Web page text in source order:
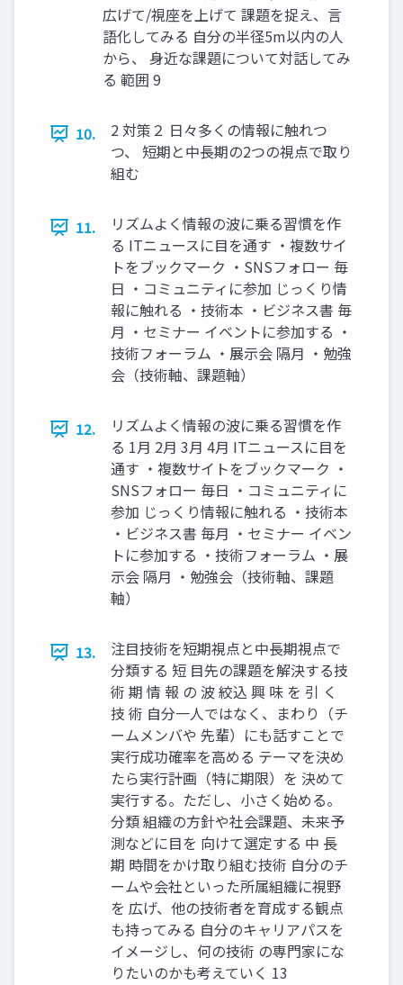
広げて/視座を上げて 課題を捉え、言
語化してみる 自分の半径5m以内の人
から、 身近な課題について対話してみ
る 範囲 9
10.
2 対策２ 日々多くの情報に触れつ
つ、 短期と中長期の2つの視点で取り
組む
11.
リズムよく情報の波に乗る習慣を作
る ITニュースに目を通す ・複数サイ
トをブックマーク ・SNSフォロー 毎
日 ・コミュニティに参加 じっくり情
報に触れる ・技術本 ・ビジネス書 毎
月 ・セミナー イベントに参加する ・
技術フォーラム ・展示会 隔月 ・勉強
会（技術軸、課題軸）
12.
リズムよく情報の波に乗る習慣を作
る 1月 2月 3月 4月 ITニュースに目を
通す ・複数サイトをブックマーク ・
SNSフォロー 毎日 ・コミュニティに
参加 じっくり情報に触れる ・技術本
・ビジネス書 毎月 ・セミナー イベン
トに参加する ・技術フォーラム ・展
示会 隔月 ・勉強会（技術軸、課題
軸）
13.
注目技術を短期視点と中長期視点で
分類する 短 目先の課題を解決する技
術 期 情 報 の 波 絞込 興 味 を 引 く
技 術 自分一人ではなく、まわり（チ
ームメンバや 先輩）にも話すことで
実行成功確率を高める テーマを決め
たら実行計画（特に期限）を 決めて
実行する。ただし、小さく始める。
分類 組織の方針や社会課題、未来予
測などに目を 向けて選定する 中 長
期 時間をかけ取り組む技術 自分のチ
ームや会社といった所属組織に視野
を 広げ、他の技術者を育成する観点
も持ってみる 自分のキャリアパスを
イメージし、何の技術 の専門家にな
りたいのかも考えていく 13